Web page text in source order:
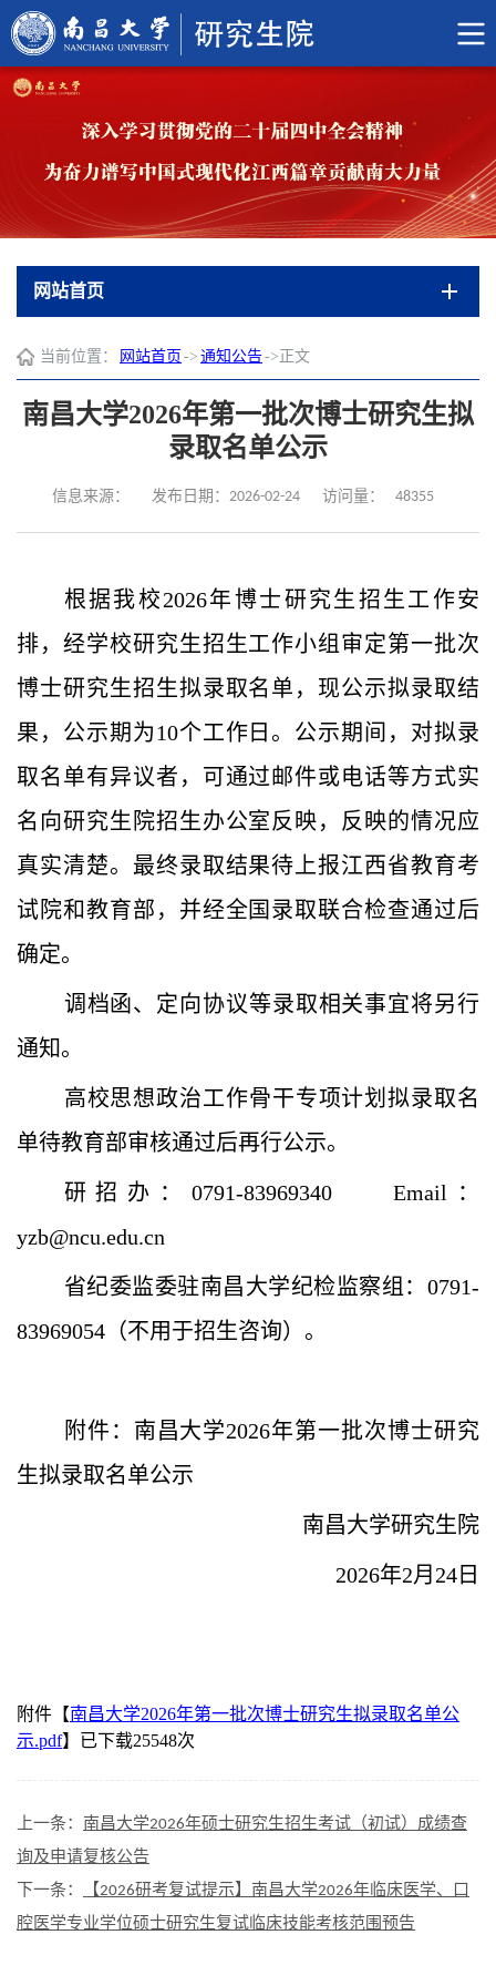
网站首页
当前位置： 网站首页 -> 通知公告-> 正文
南昌大学2026年第一批次博士研究生拟
录取名单公示
信息来源： 发布日期：2026-02-24 访问量： 48355
根据我校2026年博士研究生招生工作安
排，经学校研究生招生工作小组审定第一批次
博士研究生招生拟录取名单，现公示拟录取结
果，公示期为10个工作日。公示期间，对拟录
取名单有异议者，可通过邮件或电话等方式实
名向研究生院招生办公室反映，反映的情况应
真实清楚。最终录取结果待上报江西省教育考
试院和教育部，并经全国录取联合检查通过后
确定。
调档函、定向协议等录取相关事宜将另行
通知。
高校思想政治工作骨干专项计划拟录取名
单待教育部审核通过后再行公示。
研招办：0791-83969340 Email：
yzb@ncu.edu.cn
省纪委监委驻南昌大学纪检监察组：0791-
83969054（不用于招生咨询）。
附件： 南昌大学2026年第一批次博士研究
生拟录取名单公示
南昌大学研究生院
2026年2月24日
附件【南昌大学2026年第一批次博士研究生拟录取名单公
示.pdf】已下载25548次
上一条： 南昌大学2026年硕士研究生招生考试（初试）成绩查
询及申请复核公告
下一条：
【2026研考复试提示】南昌大学2026年临床医学、口
腔医学专业学位硕士研究生复试临床技能考核范围预告